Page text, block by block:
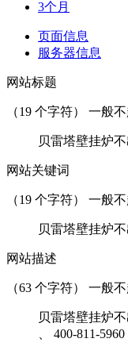
3个月
页面信息
服务器信息
网站标题
（19 个字符） 一般
贝雷塔壁挂炉
网站关键词
（19 个字符） 一般
贝雷塔壁挂炉
网站描述
（63 个字符） 一般
贝雷塔壁挂炉
、 400-811-